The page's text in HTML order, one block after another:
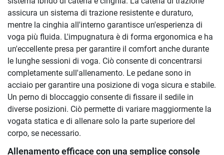
assicura un sistema di trazione resistente e duraturo,
mentre la cinghia all'interno garantisce un'esperienza di
voga più fluida. L'impugnatura è di forma ergonomica e ha
un'eccellente presa per garantire il comfort anche durante
le lunghe sessioni di voga. Ciò consente di concentrarsi
completamente sull'allenamento. Le pedane sono in
acciaio per garantire una posizione di voga sicura e stabile.
Un perno di bloccaggio consente di fissare il sedile in
diverse posizioni. Ciò permette di variare maggiormente la
vogata statica e di allenare solo la parte superiore del
corpo, se necessario.
Allenamento efficace con una semplice console